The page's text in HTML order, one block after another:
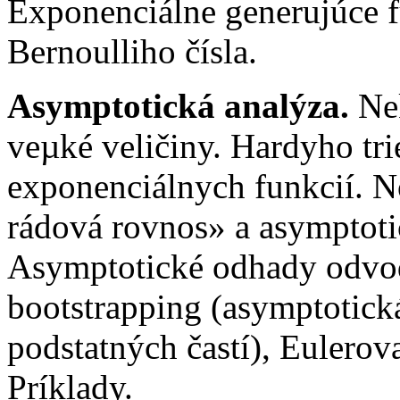
Exponenciálne generujúce
Bernoulliho čísla.
Asymptotická analýza.
veµké veličiny. Hardyho
exponenciálnych funkcií.
rádová rovnos» a
Asymptotické odhady
bootstrapping
podstatných častí),
Príklady.